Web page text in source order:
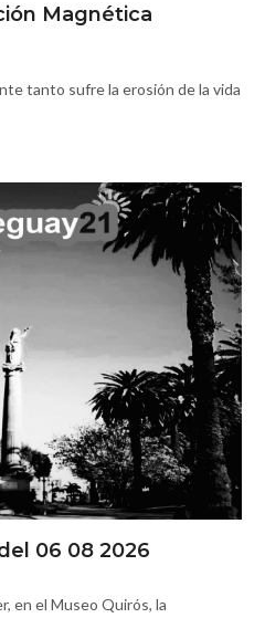
Magnética
tanto sufre la erosión de la vida
06 08 2026
en el Museo Quirós, la